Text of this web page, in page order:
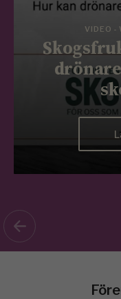
VIDEO -